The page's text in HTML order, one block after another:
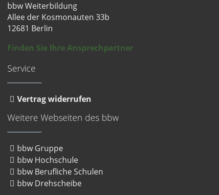
bbw Weiterbildung
Allee der Kosmonauten 33b
12681 Berlin
Finden Sie Ihre Ansprechpartner
Service
Vertrag widerrufen
Weitere Webseiten des bbw
bbw Gruppe
bbw Hochschule
bbw Berufliche Schulen
bbw Drehscheibe